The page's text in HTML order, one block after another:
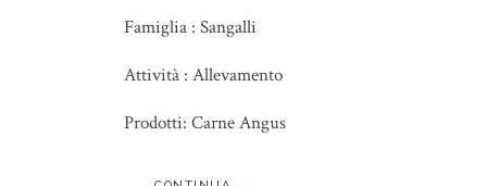
Famiglia : Sangalli
Attività : Allevamento
Prodotti: Carne Angus